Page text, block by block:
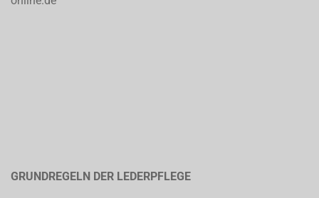
GRUNDREGELN DER LEDERPFLEGE